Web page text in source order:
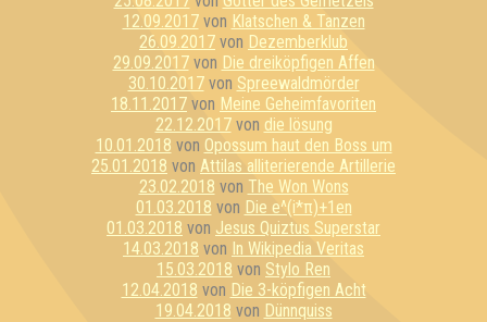
12.09.2017von Klatschen & Tanzen
26.09.2017 von Dezemberklub
29.09.2017von Die dreiköpfigen Affen
30.10.2017von Spreewaldmörder
18.11.2017 von Meine Geheimfavoriten
22.12.2017von die lösung
10.01.2018 von Opossum haut den Boss um
25.01.2018 von Attilas alliterierende Artillerie
23.02.2018 von The Won Wons
01.03.2018 von Die e^(i*π)+1en
01.03.2018 von Jesus Quiztus Superstar
14.03.2018 von In Wikipedia Veritas
15.03.2018 von Stylo Ren
12.04.2018 von Die 3-köpfigen Acht
19.04.2018 von Dünnquiss